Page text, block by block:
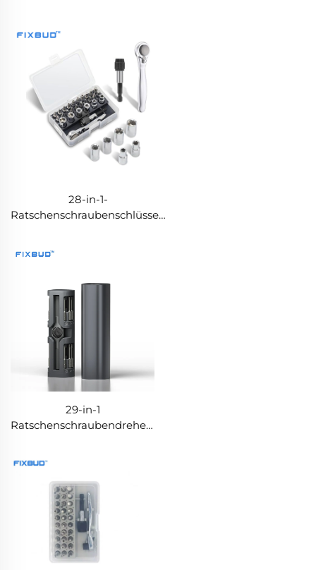
28-in-1-
Ratschenschraubenschlüssel-
29-in-1
Ratschenschraubendreher-